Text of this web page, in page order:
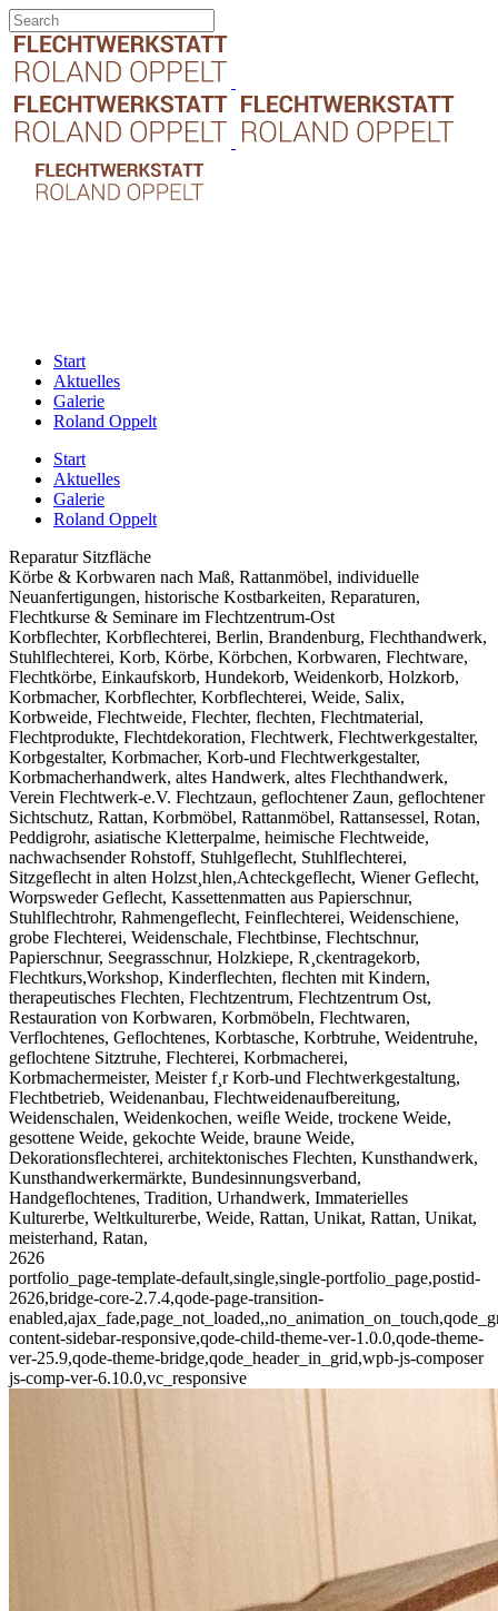
Start
Aktuelles
Galerie
Roland Oppelt
Start
Aktuelles
Galerie
Roland Oppelt
Reparatur Sitzfläche
Körbe & Korbwaren nach Maß, Rattanmöbel, individuelle
Neuanfertigungen, historische Kostbarkeiten, Reparaturen,
Flechtkurse & Seminare im Flechtzentrum-Ost
Korbflechter, Korbflechterei, Berlin, Brandenburg, Flechthandwerk,
Stuhlflechterei, Korb, Körbe, Körbchen, Korbwaren, Flechtware,
Flechtkörbe, Einkaufskorb, Hundekorb, Weidenkorb, Holzkorb,
Korbmacher, Korbflechter, Korbflechterei, Weide, Salix,
Korbweide, Flechtweide, Flechter, flechten, Flechtmaterial,
Flechtprodukte, Flechtdekoration, Flechtwerk, Flechtwerkgestalter,
Korbgestalter, Korbmacher, Korb-und Flechtwerkgestalter,
Korbmacherhandwerk, altes Handwerk, altes Flechthandwerk,
Verein Flechtwerk-e.V. Flechtzaun, geflochtener Zaun, geflochtener
Sichtschutz, Rattan, Korbmöbel, Rattanmöbel, Rattansessel, Rotan,
Peddigrohr, asiatische Kletterpalme, heimische Flechtweide,
nachwachsender Rohstoff, Stuhlgeflecht, Stuhlflechterei,
Sitzgeflecht in alten Holzst¸hlen,Achteckgeflecht, Wiener Geflecht,
Worpsweder Geflecht, Kassettenmatten aus Papierschnur,
Stuhlflechtrohr, Rahmengeflecht, Feinflechterei, Weidenschiene,
grobe Flechterei, Weidenschale, Flechtbinse, Flechtschnur,
Papierschnur, Seegrasschnur, Holzkiepe, R¸ckentragekorb,
Flechtkurs,Workshop, Kinderflechten, flechten mit Kindern,
therapeutisches Flechten, Flechtzentrum, Flechtzentrum Ost,
Restauration von Korbwaren, Korbmöbeln, Flechtwaren,
Verflochtenes, Geflochtenes, Korbtasche, Korbtruhe, Weidentruhe,
geflochtene Sitztruhe, Flechterei, Korbmacherei,
Korbmachermeister, Meister f¸r Korb-und Flechtwerkgestaltung,
Flechtbetrieb, Weidenanbau, Flechtweidenaufbereitung,
Weidenschalen, Weidenkochen, weiﬂe Weide, trockene Weide,
gesottene Weide, gekochte Weide, braune Weide,
Dekorationsflechterei, architektonisches Flechten, Kunsthandwerk,
Kunsthandwerkermärkte, Bundesinnungsverband,
Handgeflochtenes, Tradition, Urhandwerk, Immaterielles
Kulturerbe, Weltkulturerbe, Weide, Rattan, Unikat, Rattan, Unikat,
meisterhand, Ratan,
2626
portfolio_page-template-default,single,single-portfolio_page,postid-
2626,bridge-core-2.7.4,qode-page-transition-
content-sidebar-responsive,qode-child-theme-ver-1.0.0,qode-theme-
ver-25.9,qode-theme-bridge,qode_header_in_grid,wpb-js-composer
js-comp-ver-6.10.0,vc_responsive